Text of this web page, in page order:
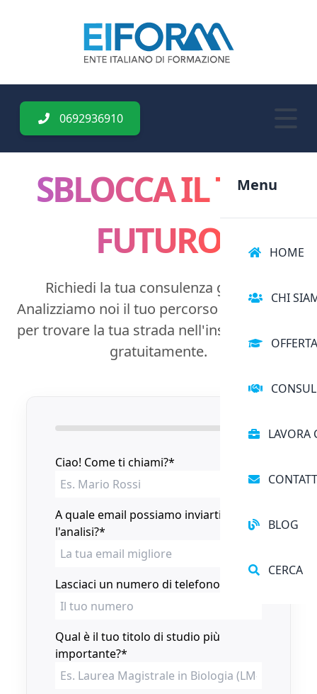
0692936910
Menu
HOME
CHI
LAVORA
BLOG
CERCA
SBLOCCA IL TUO
FUTURO
Richiedi la tua consulenza gratuita.
Analizziamo noi il tuo percorso accademico
per trovare la tua strada nell'insegnamento
gratuitamente.
Ciao! Come ti chiami?*
A quale email possiamo inviarti
l'analisi?*
Lasciaci un numero di telefono
Qual è il tuo titolo di studio più
importante?*